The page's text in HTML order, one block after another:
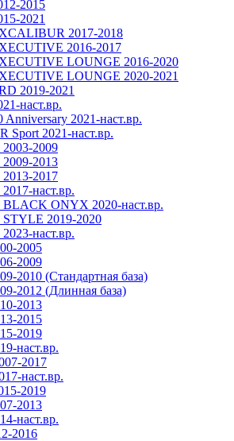
2015
2021
2017-2018
2016-2017
LOUNGE 2016-2020
LOUNGE 2020-2021
2019-2021
наст.вр.
Anniversary 2021-наст.вр.
Sport 2021-наст.вр.
2003-2009
2009-2013
2013-2017
наст.вр.
BLACK ONYX 2020-наст.вр.
STYLE 2019-2020
наст.вр.
2005
2009
2010 (Стандартная база)
2012 (Длинная база)
2013
2015
2019
наст.вр.
2017
наст.вр.
2019
2013
наст.вр.
2016